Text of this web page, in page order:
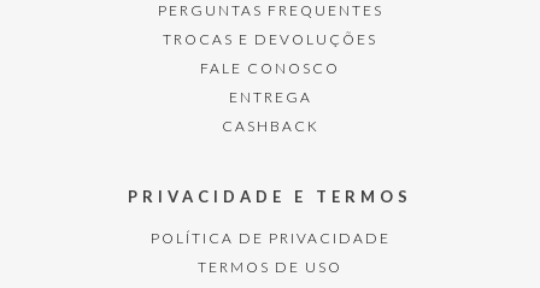
PERGUNTAS FREQUENTES
TROCAS E DEVOLUÇÕES
FALE CONOSCO
ENTREGA
CASHBACK
PRIVACIDADE E TERMOS
POLÍTICA DE PRIVACIDADE
TERMOS DE USO